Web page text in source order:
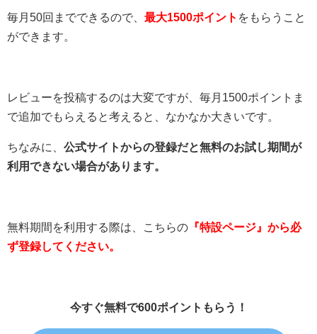
毎月50回までできるので、 最大1500ポイント をもらうこと
ができます。
レビューを投稿するのは大変ですが、毎月1500ポイントま
で追加でもらえると考えると、なかなか大きいです。
ちなみに、 公式サイトからの登録だと無料のお試し期間が
利用できない場合があります。
無料期間を利用する際は、こちらの 『特設ページ』から必
ず登録してください。
今すぐ無料で600ポイントもらう！